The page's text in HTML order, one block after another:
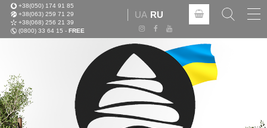
+38(050) 174 91 85
+38(063) 259 71 29
+38(068) 256 21 39
(0800) 33 64 15 - FREE
UA RU